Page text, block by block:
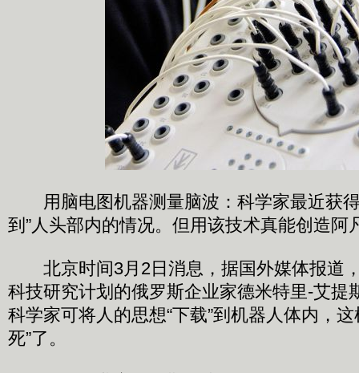
用脑电图机器测量脑波：科学家最近获得
到”人头部内的情况。但用该技术真能创造阿
北京时间3月2日消息，据国外媒体报道，
科技研究计划的俄罗斯企业家德米特里-艾提
科学家可将人的思想“下载”到机器人体内，
死”了。